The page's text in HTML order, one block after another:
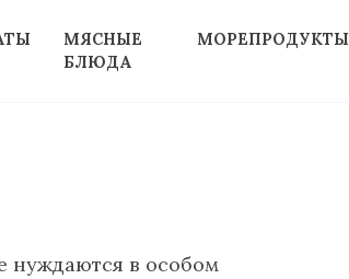
МЯСНЫЕ
БЛЮДА
МОРЕПРОДУКТЫ
нуждаются в особом